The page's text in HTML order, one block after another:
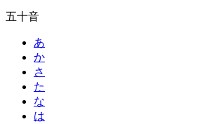
五十音
あ
か
さ
た
な
は